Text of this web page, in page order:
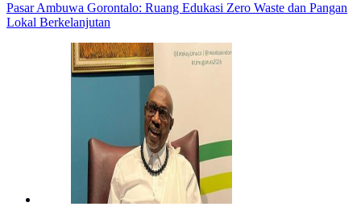
Pasar Ambuwa Gorontalo: Ruang Edukasi Zero Waste dan Pangan
Lokal Berkelanjutan